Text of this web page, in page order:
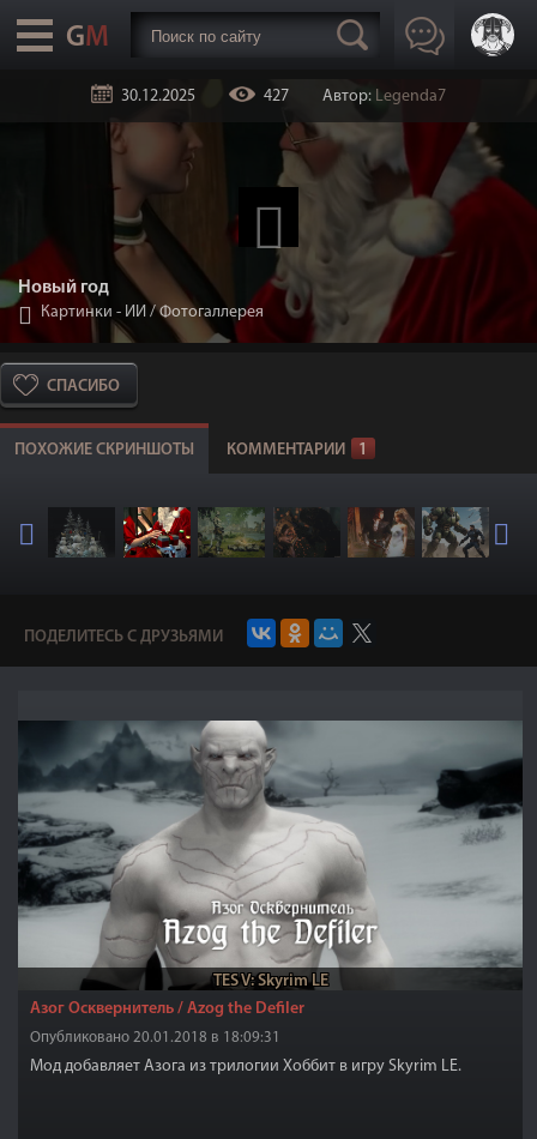
30.12.2025 427 Автор: Legenda7
Новый год
Картинки - ИИ /Фотогаллерея
СПАСИБО
ПОХОЖИЕ СКРИНШОТЫ КОММЕНТАРИИ 1
ПОДЕЛИТЕСЬ С ДРУЗЬЯМИ
TES V: Skyrim LE
Азог Осквернитель / Azog the Defiler
Опубликовано 20.01.2018 в 18:09:31
Мод добавляет Азога из трилогии Хоббит в игру Skyrim LE.